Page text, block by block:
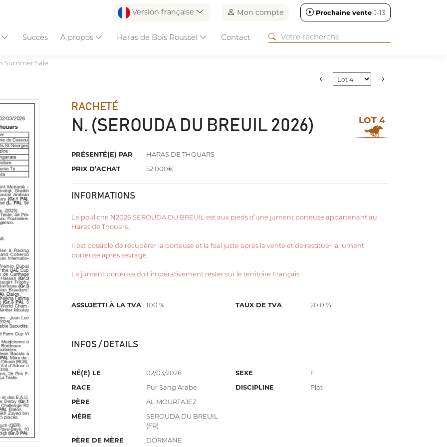
Version française Mon compte Prochaine vente J-13
Succès A propos Haras de Bois Roussel Contact
Summer Sale
RACHETÉ
N. (SEROUDA DU BREUIL 2026) LOT 4
PRÉSENTÉ(E) PAR
HARAS DE THOUARS
PRIX D’ACHAT
52 000€
INFORMATIONS
La pouliche N2026 SEROUDA DU BREUIL est aux pieds d’une jument porteuse appartenant au
Haras de Thouars.
Il est possible de récupérer la porteuse et la foal juste après la vente et de restituer la jument
porteuse après sevrage.
La jument porteuse doit impérativement rester sur le territoire Français.
ASSUJETTI À LA TVA 100 % TAUX DE TVA 20.0 %
INFOS / DETAILS
NÉ(E) LE
02/03/2026
RACE
Pur Sang Arabe
PÈRE
AL MOURTAJEZ
MÈRE
SEROUDA DU BREUIL
(FR)
PÈRE DE MÈRE
DORMANE
SEXE
F
DISCIPLINE
Plat